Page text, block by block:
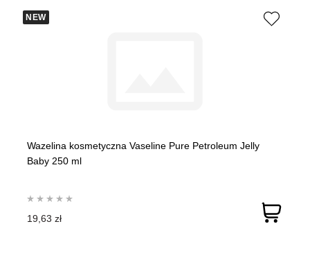
NEW
Wazelina kosmetyczna Vaseline Pure Petroleum Jelly
Baby 250 ml
19,63 zł